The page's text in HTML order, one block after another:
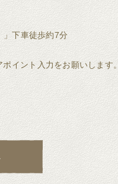
」下車徒歩約7分
イント入力をお願いします。